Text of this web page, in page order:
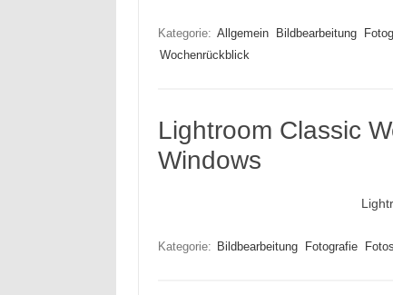
Kategorie: Allgemein Bildbearbeitung
Wochenrückblick
Lightroom Classic
Windows
Kategorie: Bildbearbeitung Fotografie